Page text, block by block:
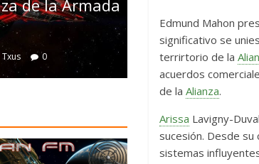
Edmund Mahon
significativo se
terrirtorio de la
acuerdos
de la Alianza.
Arissa Lavigny-
sucesión. Desde su
sistemas
julio, 2026 Txus
Mayo
28 mayo,